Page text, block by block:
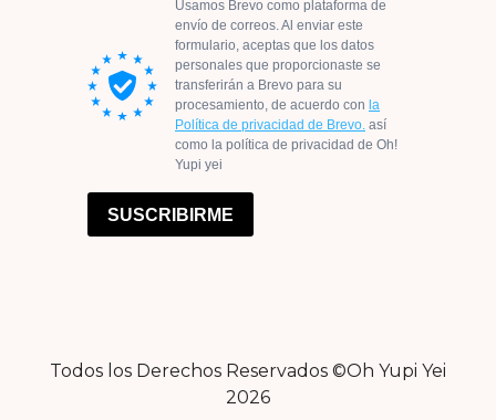
Todos los Derechos Reservados ©Oh Yupi Yei
2026